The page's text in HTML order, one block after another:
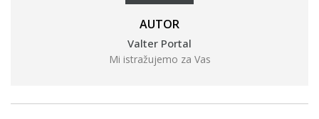
AUTOR
Valter Portal
Mi istražujemo za Vas